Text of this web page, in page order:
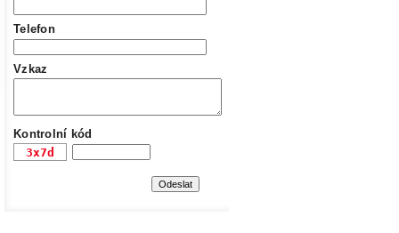
Telefon
Vzkaz
Kontrolní kód